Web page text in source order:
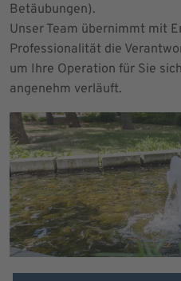
Betäubungen).
Unser Team übernimmt mit
Professionalität die
um Ihre Operation für Sie
angenehm verläuft.